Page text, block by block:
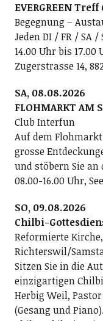
EVERGREEN Treff
Begegnung –
Jeden DI / FR / SA /
14.00 Uhr bis 17.00
Zugerstrasse 14,
SA, 08.08.2026
FLOHMARKT AM
Club Interfun
Auf dem
grosse
und stöbern Sie an
08.00-16.00 Uhr,
SO, 09.08.2026
Chilbi-
Reformierte
Richterswil/
Sitzen Sie in die
einzigartigen
Herbig Weil,
(Gesang und